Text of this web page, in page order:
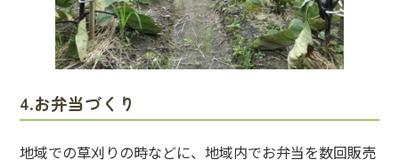
4.お弁当づくり
地域での草刈りの時などに、地域内でお弁当を数回販売